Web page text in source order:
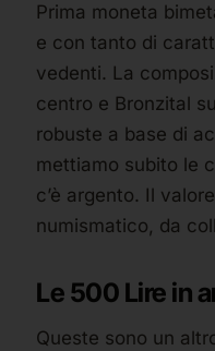
Prima moneta
e con tanto di
vedenti. La
centro e Bronzital
robuste a base di
mettiamo subito le
c’è argento. Il
numismatico, da
Le 500 Lire in
Queste sono un